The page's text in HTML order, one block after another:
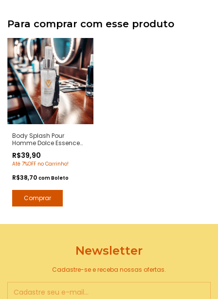
Para comprar com esse produto
Body Splash Pour
Homme Dolce Essence
Gabanna Pour Homme -
Deo Colônia Desodorante
R$39,90
Até 7%OFF no Carrinho!
R$38,70 comBoleto
Newsletter
Cadastre-se e receba nossas ofertas.